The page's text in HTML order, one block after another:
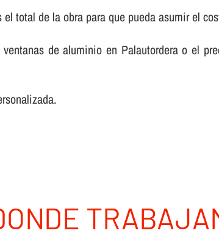
total de la obra para que pueda asumir el
de aluminio en Palautordera o el